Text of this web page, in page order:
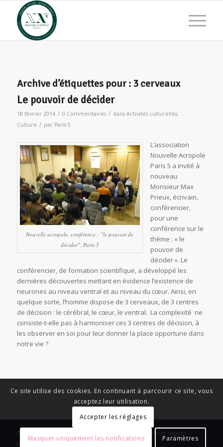
Archive d’étiquettes pour : 3 cerveaux
Le pouvoir de décider
18 février 2014 / 0 Commentaires / dans Activités culturelles,
Culture / par Paris 5
Nouvelle acropole, conférence : "le pouvoir de
décider", Paris 5
L’association
Nouvelle Acropole
Paris 5 a invité à
nouveau
Monsieur Max
Prieux, écrivain,
conférencier,
pour une
conférence sur le
thème : « le
pouvoir de
décider ». Le
conférencier, de formation scientifique, a développé les
dernières découvertes mettant en évidence l’existence de
neurones au niveau ventral et au niveau du cœur. Ainsi, en
quelque sorte, l’homme dispose de 3 cerveaux, de 3 centres
de décision : le cérébral, le cœur, le ventral. La complexité ne
consiste-t-elle pas à harmoniser ces 3 centres de décision, à
les observer en soi pour leur donner la place opportune dans
notre vie ?
© Copyright - News Nouvelle Acropole - 2023 - Mentions légales -
Politique de confidentialité
Ce site utilise des cookies. En continuant à parcourir ce site, vous
acceptez leur utilisation.
Accepter les réglages
Masquer uniquement les notifications Paramètres